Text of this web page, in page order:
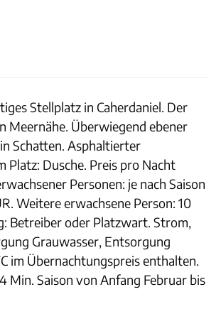
Stellplatz in Caherdaniel. Der
Meernähe. Überwiegend ebener
Schatten. Asphaltierter
Platz: Dusche. Preis pro Nacht
Personen: je nach Saison
Weitere erwachsene Person: 10
Betreiber oder Platzwart. Strom,
Grauwasser, Entsorgung
im Übernachtungspreis enthalten.
Min. Saison von Anfang Februar bis